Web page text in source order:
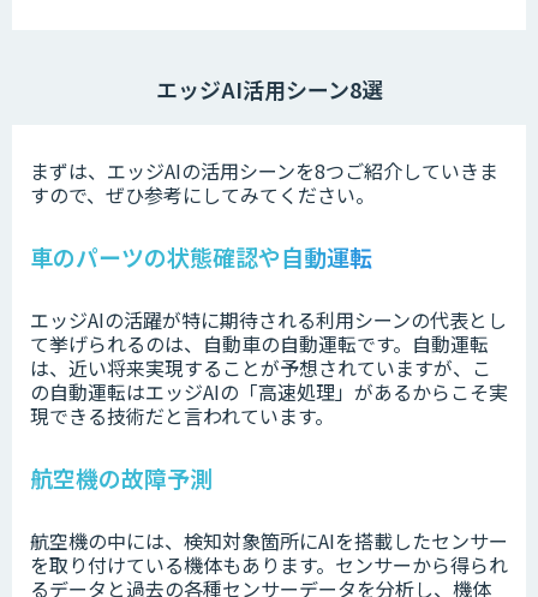
エッジAI活用シーン8選
まずは、エッジAIの活用シーンを8つご紹介していきま
すので、ぜひ参考にしてみてください。
車のパーツの状態確認や自動運転
エッジAIの活躍が特に期待される利用シーンの代表とし
て挙げられるのは、自動車の自動運転です。自動運転
は、近い将来実現することが予想されていますが、こ
の自動運転はエッジAIの「高速処理」があるからこそ実
現できる技術だと言われています。
航空機の故障予測
航空機の中には、検知対象箇所にAIを搭載したセンサー
を取り付けている機体もあります。センサーから得られ
るデータと過去の各種センサーデータを分析し、機体